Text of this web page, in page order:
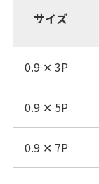
サイズ
0.9 ✕ 3P
0.9 ✕ 5P
0.9 ✕ 7P